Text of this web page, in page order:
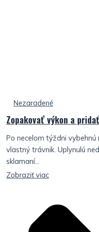
Nezaradené
Zopakovať výkon a
Po necelom týždni
vlastný trávnik. Uplynulú
sklamaní...
Zobraziť viac